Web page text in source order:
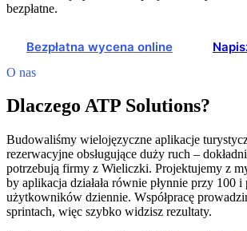
bezpłatne.
Bezpłatna wycena online
O nas
Dlaczego ATP Solutions?
Budowaliśmy wielojęzyczne aplikacje
rezerwacyjne obsługujące duży ruch –
potrzebują firmy z Wieliczki. Projektujemy z
by aplikacja działała równie płynnie przy 100
użytkowników dziennie. Współpracę
sprintach, więc szybko widzisz rezultaty.